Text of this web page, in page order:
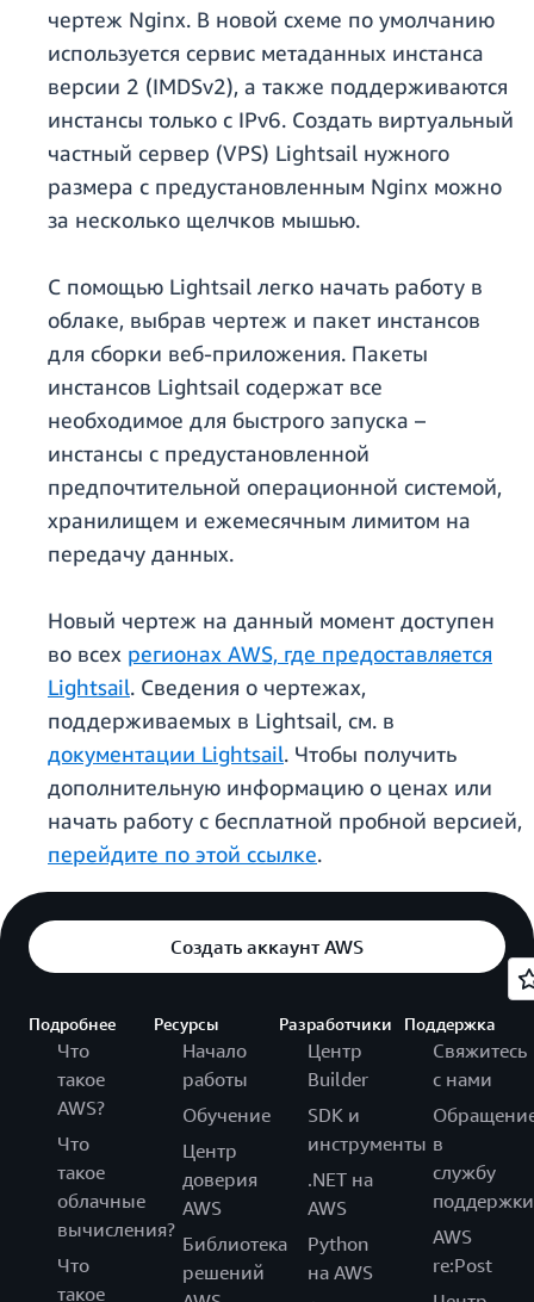
чертеж Nginx. В новой схеме по умолчанию
используется сервис метаданных инстанса
версии 2 (IMDSv2), а также поддерживаются
инстансы только с IPv6. Создать виртуальный
частный сервер (VPS) Lightsail нужного
размера с предустановленным Nginx можно
за несколько щелчков мышью.
С помощью Lightsail легко начать работу в
облаке, выбрав чертеж и пакет инстансов
для сборки веб-приложения. Пакеты
инстансов Lightsail содержат все
необходимое для быстрого запуска –
инстансы с предустановленной
предпочтительной операционной системой,
хранилищем и ежемесячным лимитом на
передачу данных.
Новый чертеж на данный момент доступен
во всех регионах AWS, где предоставляется
Lightsail. Сведения о чертежах,
поддерживаемых в Lightsail, см. в
документации Lightsail. Чтобы получить
дополнительную информацию о ценах или
начать работу с бесплатной пробной версией,
перейдите по этой ссылке.
Создать аккаунт AWS
Подробнее
Что
такое
AWS?
Что
такое
облачные
вычисления?
Что
такое
Ресурсы
Начало
работы
Обучение
Центр
доверия
AWS
Библиотека
решений
Разработчики
Центр
Builder
SDK и
инструменты
.NET на
AWS
Python
на AWS
Поддержка
Свяжитесь
с нами
в
службу
поддержки
AWS
re:Post